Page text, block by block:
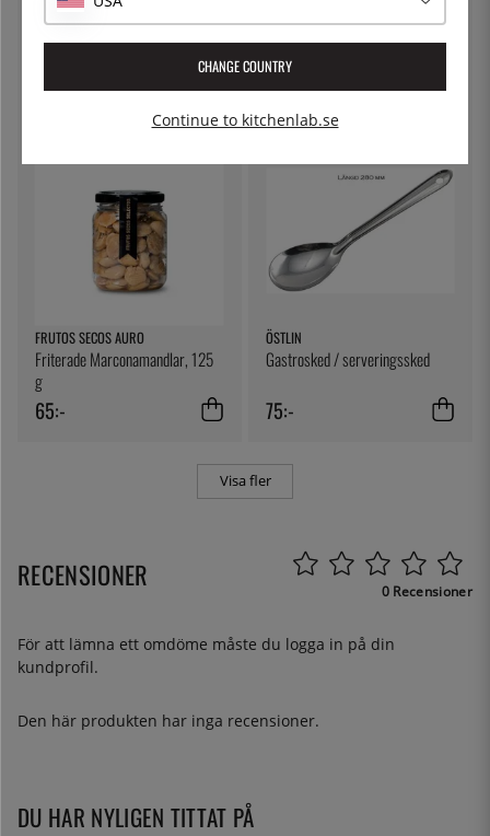
KITCHEN CRAFT
Ostduk, filterduk - Kitchen Craft
79:-
Lock till delibägare
5:-
FRUTOS SECOS AURO
Friterade Marconamandlar, 125
g
65:-
ÖSTLIN
Gastrosked / serveringssked
75:-
Visa fler
RECENSIONER 0 Recensioner
För att lämna ett omdöme måste du logga in på din
kundprofil.
Den här produkten har inga recensioner.
DU HAR NYLIGEN TITTAT PÅ
CHANGE COUNTRY
Continue to kitchenlab.se